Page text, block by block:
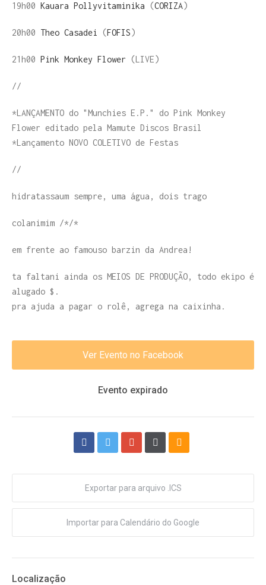
19h00 Kauara Pollyvitaminika (CORIZA)
20h00 Theo Casadei (FOFIS)
21h00 Pink Monkey Flower (LIVE)
//
*LANÇAMENTO do "Munchies E.P." do Pink Monkey
Flower editado pela Mamute Discos Brasil
*Lançamento NOVO COLETIVO de Festas
//
hidratassaum sempre, uma água, dois trago
colanimim /*/*
em frente ao famouso barzin da Andrea!
ta faltani ainda os MEIOS DE PRODUÇÃO, todo ekipo é
alugado $.
pra ajuda a pagar o rolê, agrega na caixinha.
Ver Evento no Facebook
Evento expirado
Exportar para arquivo .ICS
Importar para Calendário do Google
Localização